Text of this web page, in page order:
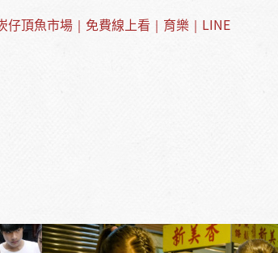
頂魚市場｜免費線上看｜育樂｜LINE